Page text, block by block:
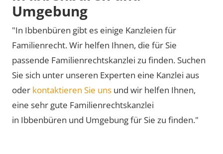
Umgebung
"In Ibbenbüren gibt es einige Kanzleien für
Familienrecht. Wir helfen Ihnen, die für Sie
passende Familienrechtskanzlei zu finden. Suchen
Sie sich unter unseren Experten eine Kanzlei aus
oder kontaktieren Sie uns und wir helfen Ihnen,
eine sehr gute Familienrechtskanzlei
in Ibbenbüren und Umgebung für Sie zu finden."